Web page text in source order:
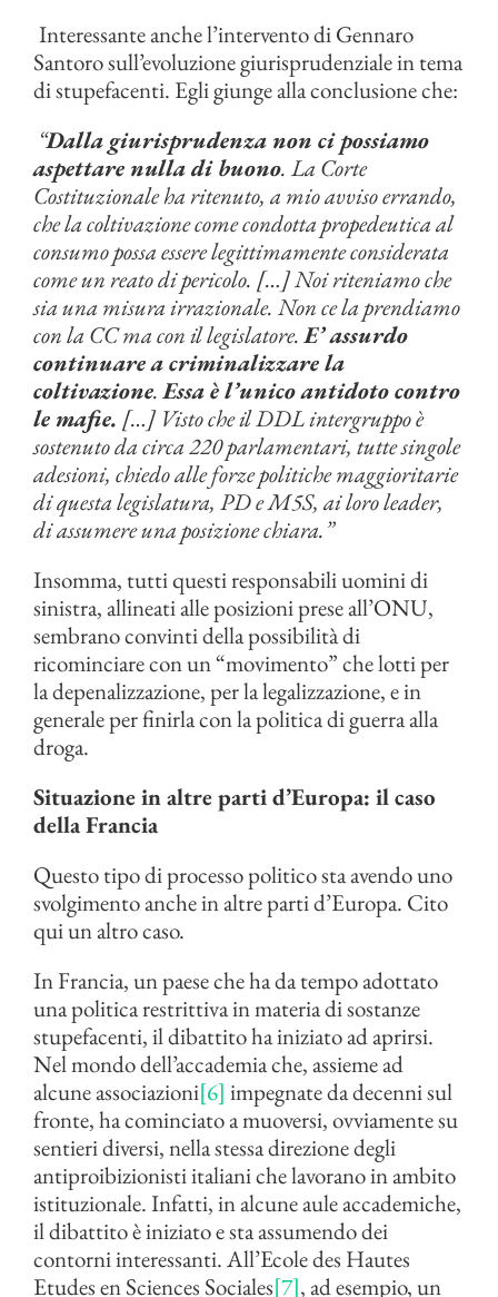
Interessante anche l’intervento di Gennaro
Santoro sull’evoluzione giurisprudenziale in tema
di stupefacenti. Egli giunge alla conclusione che:
“Dalla giurisprudenza non ci possiamo
aspettare nulla di buono. La Corte
Costituzionale ha ritenuto, a mio avviso errando,
che la coltivazione come condotta propedeutica al
consumo possa essere legittimamente considerata
come un reato di pericolo. […] Noi riteniamo che
sia una misura irrazionale. Non ce la prendiamo
con la CC ma con il legislatore.E’ assurdo
continuare a criminalizzare la
coltivazione.Essa è l’unico antidoto contro
le mafie. […] Visto che il DDL intergruppo è
sostenuto da circa 220 parlamentari, tutte singole
adesioni, chiedo alle forze politiche maggioritarie
di questa legislatura, PD e M5S, ai loro leader,
di assumere una posizione chiara.”
Insomma, tutti questi responsabili uomini di
sinistra, allineati alle posizioni prese all’ONU,
sembrano convinti della possibilità di
ricominciare con un “movimento” che lotti per
la depenalizzazione, per la legalizzazione, e in
generale per finirla con la politica di guerra alla
droga.
Situazione in altre parti d’Europa: il caso
della Francia
Questo tipo di processo politico sta avendo uno
svolgimento anche in altre parti d’Europa. Cito
qui un altro caso.
In Francia, un paese che ha da tempo adottato
una politica restrittiva in materia di sostanze
stupefacenti, il dibattito ha iniziato ad aprirsi.
Nel mondo dell’accademia che, assieme ad
alcune associazioni[6] impegnate da decenni sul
fronte, ha cominciato a muoversi, ovviamente su
sentieri diversi, nella stessa direzione degli
antiproibizionisti italiani che lavorano in ambito
istituzionale. Infatti, in alcune aule accademiche,
il dibattito è iniziato e sta assumendo dei
contorni interessanti. All’Ecole des Hautes
Etudes en Sciences Sociales[7], ad esempio, un